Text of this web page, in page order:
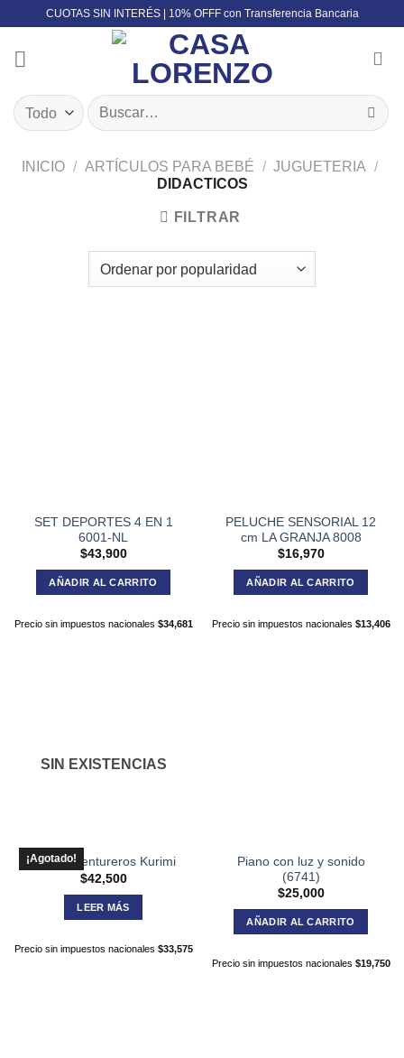
content
CUOTAS SIN INTERÉS | 10% OFFF con Transferencia Bancaria
Buscar
por:
INICIO / ARTÍCULOS PARA BEBÉ / JUGUETERIA /
DIDACTICOS
FILTRAR
SET DEPORTES 4 EN 1
6001-NL
$43,900
AÑADIR AL CARRITO
Precio sin impuestos nacionales $34,681
PELUCHE SENSORIAL 12
cm LA GRANJA 8008
$16,970
AÑADIR AL CARRITO
Precio sin impuestos nacionales $13,406
SIN EXISTENCIAS
¡Agotado!
Autos Aventureros Kurimi
$42,500
LEER MÁS
Precio sin impuestos nacionales $33,575
Piano con luz y sonido
(6741)
$25,000
AÑADIR AL CARRITO
Precio sin impuestos nacionales $19,750